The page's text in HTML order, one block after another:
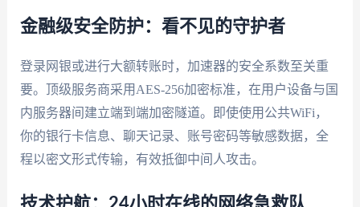
金融级安全防护：看不见的守护者
登录网银或进行大额转账时，加速器的安全系数至关重
要。顶级服务商采用AES-256加密标准，在用户设备与国
内服务器间建立端到端加密隧道。即使使用公共WiFi，
你的银行卡信息、聊天记录、账号密码等敏感数据，全
程以密文形式传输，有效抵御中间人攻击。